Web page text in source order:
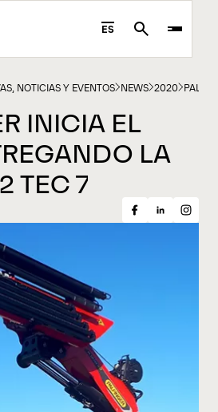
ES Search
NOTICIAS Y EVENTOS NEWS 2020
INICIA EL
LA
TEC 7
ShareShareShare